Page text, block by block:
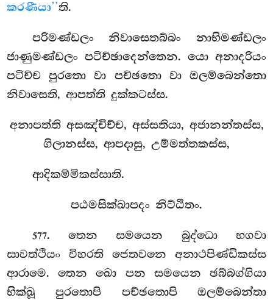
කරණීයා’’ති.
පරිමණ්ඩලංනිවාසෙතබ්බං නාභිමණ්ඩලං
ජාණුමණ්ඩලං පටිච්ඡාදෙන්තෙන. යො අනාදරියං
පටිච්ච පුරතො වා පච්ඡතො වා ඔලම්බෙන්තො
නිවාසෙති, ආපත්ති දුක්කටස්ස.
අනාපත්ති අසඤ්චිච්ච, අස්සතියා, අජානන්තස්ස,
ගිලානස්ස, ආපදාසු, උම්මත්තකස්ස,
ආදිකම්මිකස්සාති.
පඨමසික්ඛාපදං නිට්ඨිතං.
577. තෙනසමයෙන බුද්ධො භගවා
සාවත්ථියං විහරති ජෙතවනෙ අනාථපිණ්ඩිකස්ස
ආරාමෙ. තෙන ඛො පන සමයෙන ඡබ්බග්ගියා
භික්ඛූ පුරතොපි පච්ඡතොපි ඔලම්බෙන්තා